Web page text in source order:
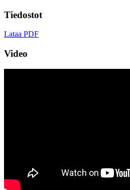
Tiedostot
Lataa PDF
Video